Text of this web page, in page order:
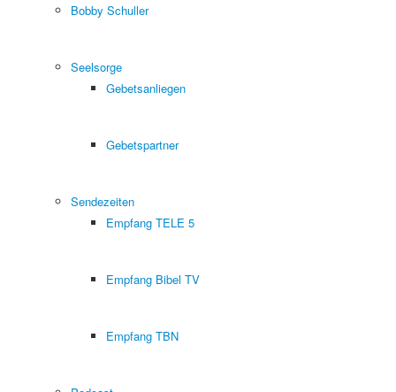
Bobby Schuller
Seelsorge
Gebetsanliegen
Gebetspartner
Sendezeiten
Empfang TELE 5
Empfang Bibel TV
Empfang TBN